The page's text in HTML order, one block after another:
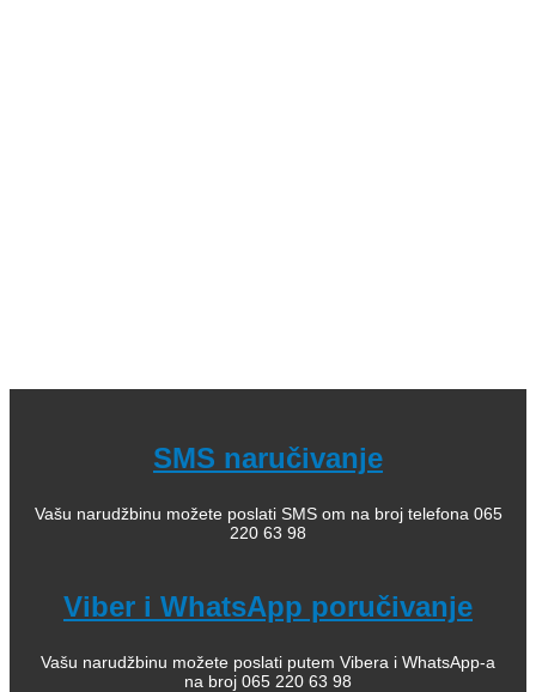
SMS naručivanje
Vašu narudžbinu možete poslati SMS om na broj telefona 065
220 63 98
Viber i WhatsApp poručivanje
Vašu narudžbinu možete poslati putem Vibera i WhatsApp-a
na broj 065 220 63 98